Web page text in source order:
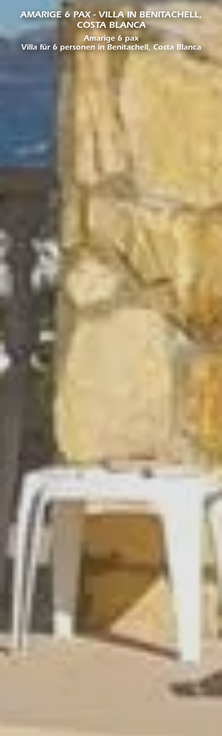
AMARIGE 6 PAX - VILLA IN BENITACHELL,
COSTA BLANCA
Amarige 6 pax
Villa für 6 personen in Benitachell, Costa Blanca